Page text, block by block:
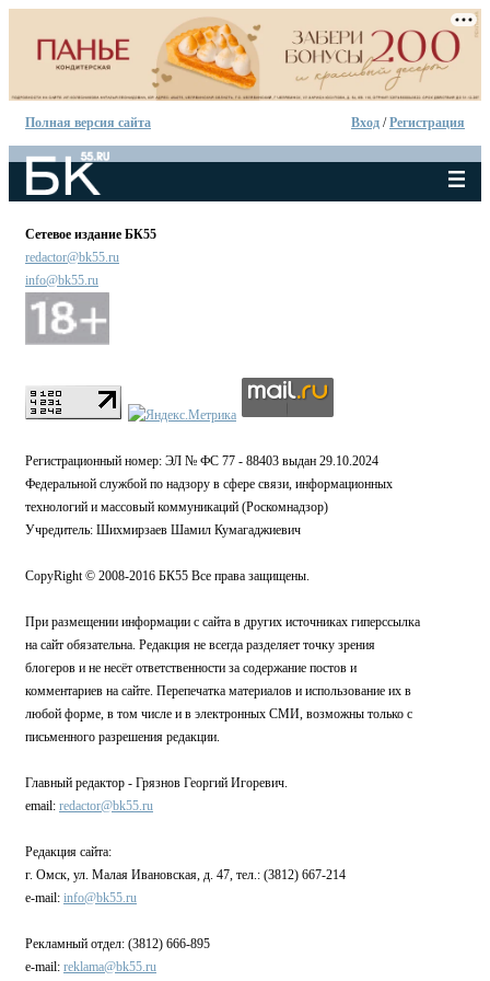
Полная версия сайта Вход /Регистрация
Сетевое издание БК55
redactor@bk55.ru
info@bk55.ru
Регистрационный номер: ЭЛ № ФС 77 - 88403 выдан 29.10.2024
Федеральной службой по надзору в сфере связи, информационных
технологий и массовый коммуникаций (Роскомнадзор)
Учредитель: Шихмирзаев Шамил Кумагаджиевич
CopyRight © 2008-2016 БК55 Все права защищены.
При размещении информации с сайта в других источниках гиперссылка
на сайт обязательна. Редакция не всегда разделяет точку зрения
блогеров и не несёт ответственности за содержание постов и
комментариев на сайте. Перепечатка материалов и использование их в
любой форме, в том числе и в электронных СМИ, возможны только с
письменного разрешения редакции.
Главный редактор - Грязнов Георгий Игоревич.
email: redactor@bk55.ru
Редакция сайта:
г. Омск, ул. Малая Ивановская, д. 47, тел.: (3812) 667-214
e-mail: info@bk55.ru
Рекламный отдел: (3812) 666-895
e-mail: reklama@bk55.ru